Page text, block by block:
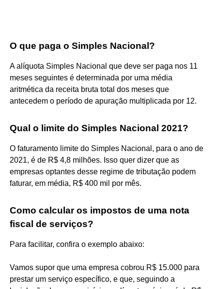
O que paga o Simples Nacional?
A alíquota Simples Nacional que deve ser paga nos 11
meses seguintes é determinada por uma média
aritmética da receita bruta total dos meses que
antecedem o período de apuração multiplicada por 12.
Qual o limite do Simples Nacional 2021?
O faturamento limite do Simples Nacional, para o ano de
2021, é de R$ 4,8 milhões. Isso quer dizer que as
empresas optantes desse regime de tributação podem
faturar, em média, R$ 400 mil por mês.
Como calcular os impostos de uma nota
fiscal de serviços?
Para facilitar, confira o exemplo abaixo:
Vamos supor que uma empresa cobrou R$ 15.000 para
prestar um serviço específico, e que, seguindo a